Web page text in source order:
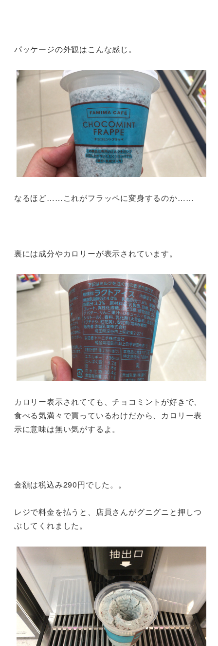
パッケージの外観はこんな感じ。
なるほど……これがフラッペに変身するのか……
裏には成分やカロリーが表示されています。
カロリー表示されてても、チョコミントが好きで、
食べる気満々で買っているわけだから、カロリー表
示に意味は無い気がするよ。
金額は税込み290円でした。。
レジで料金を払うと、店員さんがグニグニと押しつ
ぶしてくれました。